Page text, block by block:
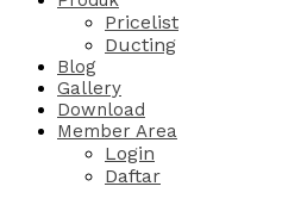
Pricelist
Ducting
Blog
Gallery
Download
Member Area
Login
Daftar